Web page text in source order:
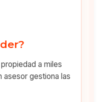
a miles
asesor gestiona las